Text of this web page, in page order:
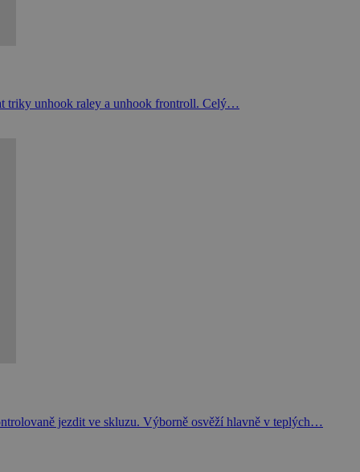
triky unhook raley a unhook frontroll. Celý…
jezdit ve skluzu. Výborně osvěží hlavně v teplých…